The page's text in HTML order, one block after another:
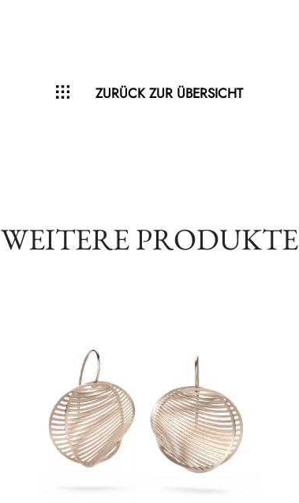
ZURÜCK ZUR ÜBERSICHT
WEITERE PRODUKTE